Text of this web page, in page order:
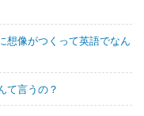
想像がつくって英語でなん
て言うの？